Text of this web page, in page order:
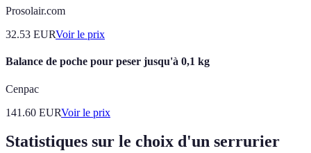
Prosolair.com
32.53 EURVoir le prix
Balance de poche pour peser jusqu'à 0,1 kg
Cenpac
141.60 EURVoir le prix
Statistiques sur le choix d'un serrurier